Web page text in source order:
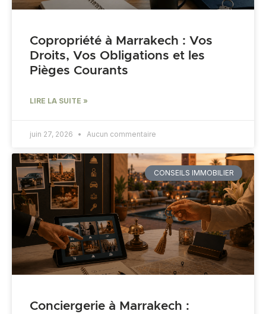
Copropriété à Marrakech : Vos
Droits, Vos Obligations et les
Pièges Courants
LIRE LA SUITE »
juin 27, 2026 Aucun commentaire
CONSEILS IMMOBILIER
Conciergerie à Marrakech :